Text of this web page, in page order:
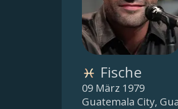
Fische
09 März 1979
Guatemala City,